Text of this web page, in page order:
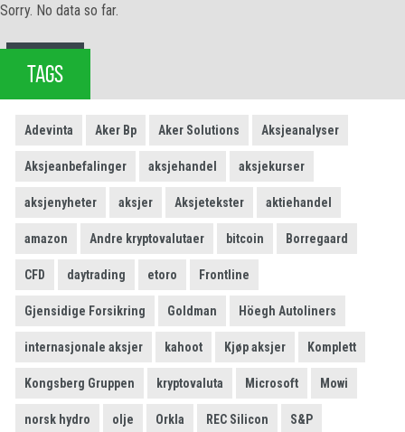
Sorry. No data so far.
TAGS
Adevinta Aker Bp Aker Solutions Aksjeanalyser
Aksjeanbefalinger aksjehandel aksjekurser
aksjenyheter aksjer Aksjetekster aktiehandel
amazon Andre kryptovalutaer bitcoin Borregaard
CFD daytrading etoro Frontline
Gjensidige Forsikring Goldman Höegh Autoliners
internasjonale aksjer kahoot Kjøp aksjer Komplett
Kongsberg Gruppen kryptovaluta Microsoft Mowi
norsk hydro olje Orkla REC Silicon S&P